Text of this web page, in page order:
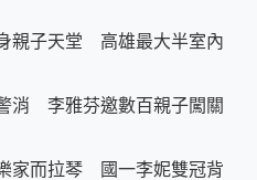
親子天堂 高雄最大半室內
消 李雅芬邀數百親子闖關
家而拉琴 國一李妮雙冠背